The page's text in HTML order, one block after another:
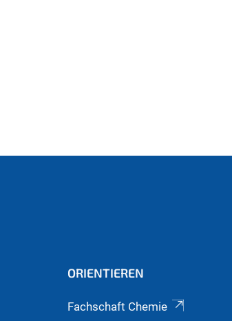
ORIENTIEREN
Fachschaft Chemie